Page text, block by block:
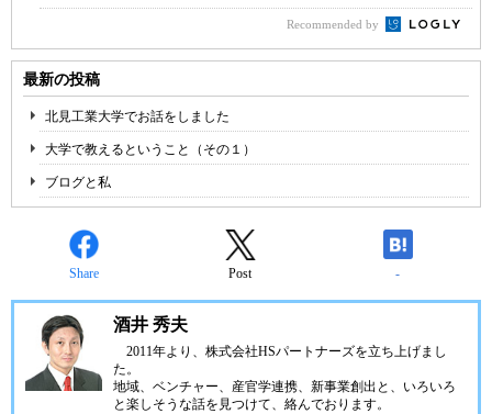
Recommended by
最新の投稿
北見工業大学でお話をしました
大学で教えるということ（その１）
ブログと私
Share Post -
酒井 秀夫
2011年より、株式会社HSパートナーズを立ち上げまし
た。
地域、ベンチャー、産官学連携、新事業創出と、いろいろ
と楽しそうな話を見つけて、絡んでおります。